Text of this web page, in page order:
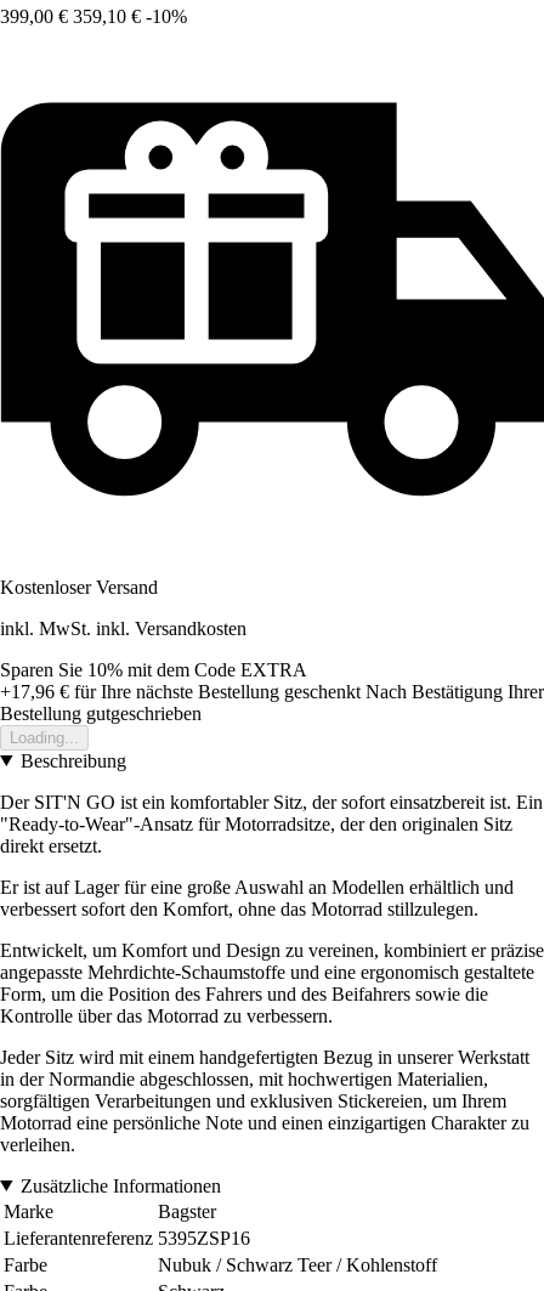
399,00 € 359,10 € -10%
Kostenloser Versand
inkl. MwSt. inkl. Versandkosten
Sparen Sie 10% mit dem Code EXTRA
+17,96 € für Ihre nächste Bestellung geschenkt Nach Bestätigung Ihrer
Bestellung gutgeschrieben
Loading...
Beschreibung
Der SIT'N GO ist ein komfortabler Sitz, der sofort einsatzbereit ist. Ein
"Ready-to-Wear"-Ansatz für Motorradsitze, der den originalen Sitz
direkt ersetzt.
Er ist auf Lager für eine große Auswahl an Modellen erhältlich und
verbessert sofort den Komfort, ohne das Motorrad stillzulegen.
Entwickelt, um Komfort und Design zu vereinen, kombiniert er präzise
angepasste Mehrdichte-Schaumstoffe und eine ergonomisch gestaltete
Form, um die Position des Fahrers und des Beifahrers sowie die
Kontrolle über das Motorrad zu verbessern.
Jeder Sitz wird mit einem handgefertigten Bezug in unserer Werkstatt
in der Normandie abgeschlossen, mit hochwertigen Materialien,
sorgfältigen Verarbeitungen und exklusiven Stickereien, um Ihrem
Motorrad eine persönliche Note und einen einzigartigen Charakter zu
verleihen.
Zusätzliche Informationen
Marke
Bagster
Lieferantenreferenz 5395ZSP16
Farbe
Nubuk / Schwarz Teer / Kohlenstoff